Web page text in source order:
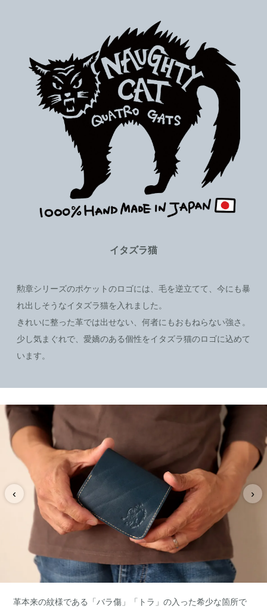
イタズラ猫
勲章シリーズのポケットのロゴには、毛を逆立てて、今にも暴
れ出しそうなイタズラ猫を入れました。
きれいに整った革では出せない、何者にもおもねらない強さ。
少し気まぐれで、愛嬌のある個性をイタズラ猫のロゴに込めて
います。
‹ ›
革本来の紋様である「バラ傷」「トラ」の入った希少な箇所で